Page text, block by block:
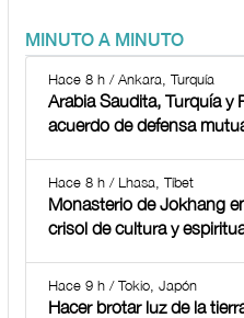
MINUTO A MINUTO
Hace 8 h / Ankara, Turquía
Arabia Saudita, Turquía y
acuerdo de defensa
Hace 8 h / Lhasa, Tíbet
Monasterio de Jokhang
crisol de cultura y
Hace 9 h / Tokio, Japón
Hacer brotar luz de la